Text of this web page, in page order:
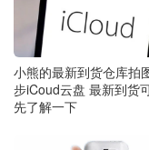
小熊的最新到货仓库拍
步iCoud云盘 最新到货
先了解一下